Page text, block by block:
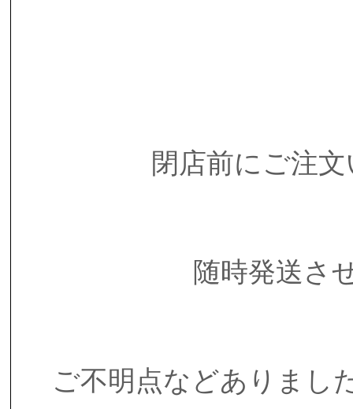
閉店前にご注
随時発送さ
ご不明点などありまし